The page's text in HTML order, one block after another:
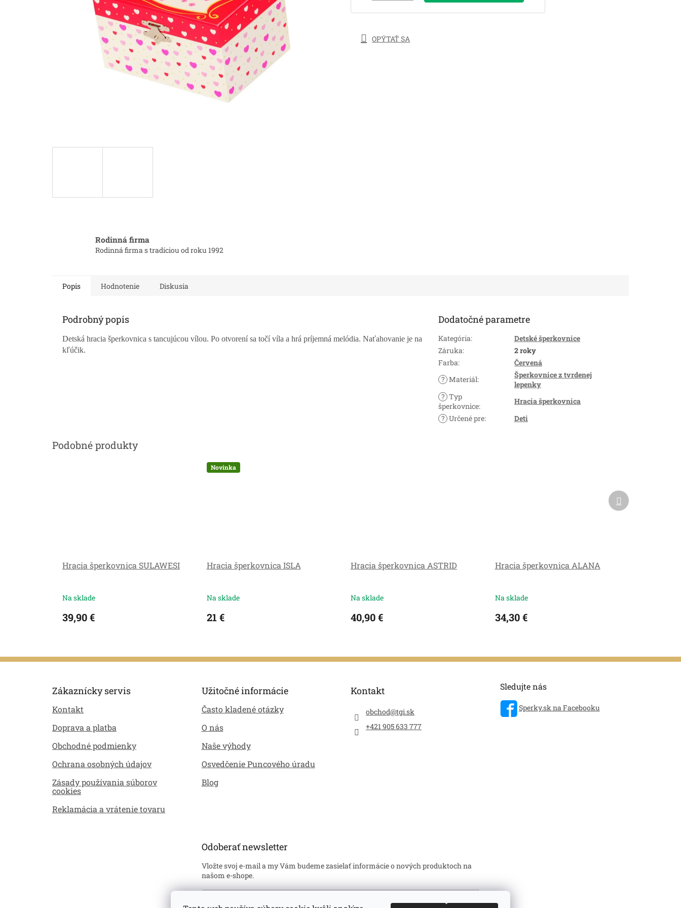
OPÝTAŤ SA
Rodinná firma
Rodinná firma s tradíciou od roku 1992
Popis Hodnotenie Diskusia
Podrobný popis
Detská hracia šperkovnica s tancujúcou vílou. Po otvorení sa točí víla a hrá príjemná melódia. Naťahovanie je na
kľúčik.
Dodatočné parametre
Kategória:
Detské šperkovnice
Záruka:
2 roky
Farba:
Červená
? Materiál:
Šperkovnice z tvrdenej
lepenky
? Typ
šperkovnice:
Hracia šperkovnica
? Určené pre: Deti
Hracia šperkovnica SULAWESI
Na sklade
39,90 €
Novinka
Hracia šperkovnica ISLA
Na sklade
21 €
Hracia šperkovnica ASTRID
Na sklade
40,90 €
Hracia šperkovnica ALANA
Na sklade
34,30 €
Ďalší
produkt
Zákaznícky servis
Kontakt
Doprava a platba
Obchodné podmienky
Ochrana osobných údajov
Zásady používania súborov
cookies
Reklamácia a vrátenie tovaru
Užitočné informácie
Často kladené otázky
O nás
Naše výhody
Osvedčenie Puncového úradu
Blog
Kontakt
obchod@tgi.sk
+421 905 633 777
Sledujte nás
Sperky.sk na Facebooku
Odoberať newsletter
Vložte svoj e-mail a my Vám budeme zasielať informácie o nových produktoch na
našom e-shope.